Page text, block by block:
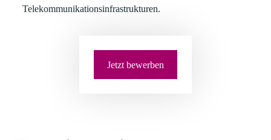
Telekommunikationsinfrastrukturen.
Jetzt bewerben